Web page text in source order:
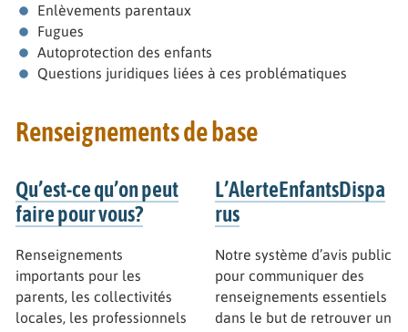
Enlèvements parentaux
Fugues
Autoprotection des enfants
Questions juridiques liées à ces problématiques
Renseignements de base
Qu’est-ce qu’on peut
faire pour vous?
Renseignements
importants pour les
parents, les collectivités
locales, les professionnels
L’AlerteEnfantsDispa
rus
Notre système d’avis public
pour communiquer des
renseignements essentiels
dans le but de retrouver un